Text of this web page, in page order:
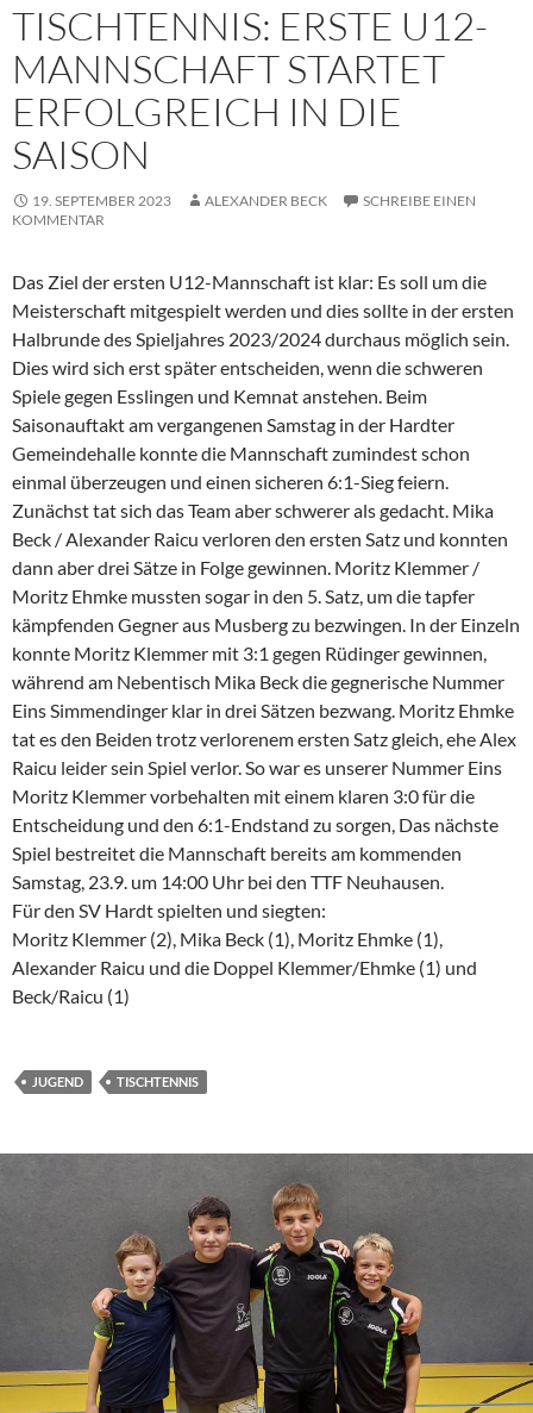
TISCHTENNIS: ERSTE U12-
MANNSCHAFT STARTET
ERFOLGREICH IN DIE
SAISON
19. SEPTEMBER 2023 ALEXANDER BECK
SCHREIBE EINEN
KOMMENTAR
Das Ziel der ersten U12-Mannschaft ist klar: Es soll um die
Meisterschaft mitgespielt werden und dies sollte in der ersten
Halbrunde des Spieljahres 2023/2024 durchaus möglich sein.
Dies wird sich erst später entscheiden, wenn die schweren
Spiele gegen Esslingen und Kemnat anstehen. Beim
Saisonauftakt am vergangenen Samstag in der Hardter
Gemeindehalle konnte die Mannschaft zumindest schon
einmal überzeugen und einen sicheren 6:1-Sieg feiern.
Zunächst tat sich das Team aber schwerer als gedacht. Mika
Beck / Alexander Raicu verloren den ersten Satz und konnten
dann aber drei Sätze in Folge gewinnen. Moritz Klemmer /
Moritz Ehmke mussten sogar in den 5. Satz, um die tapfer
kämpfenden Gegner aus Musberg zu bezwingen. In der Einzeln
konnte Moritz Klemmer mit 3:1 gegen Rüdinger gewinnen,
während am Nebentisch Mika Beck die gegnerische Nummer
Eins Simmendinger klar in drei Sätzen bezwang. Moritz Ehmke
tat es den Beiden trotz verlorenem ersten Satz gleich, ehe Alex
Raicu leider sein Spiel verlor. So war es unserer Nummer Eins
Moritz Klemmer vorbehalten mit einem klaren 3:0 für die
Entscheidung und den 6:1-Endstand zu sorgen, Das nächste
Spiel bestreitet die Mannschaft bereits am kommenden
Samstag, 23.9. um 14:00 Uhr bei den TTF Neuhausen.
Für den SV Hardt spielten und siegten:
Moritz Klemmer (2), Mika Beck (1), Moritz Ehmke (1),
Alexander Raicu und die Doppel Klemmer/Ehmke (1) und
Beck/Raicu (1)
JUGEND TISCHTENNIS